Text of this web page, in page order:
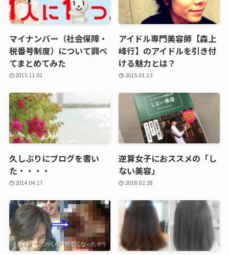
マイナンバー（社会保障・
税番号制度）について調べ
てまとめてみた
2015.11.01
アイドル専門美容師【森上
峰行】のアイドルを引き付
ける魅力とは？
2015.01.13
久しぶりにブログを書い
た・・・・
2014.04.17
逆算女子におススメの「し
ない美容」
2018.02.28